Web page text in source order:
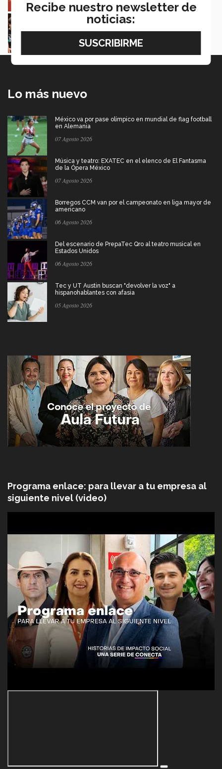
Estudiantes de 5 campus Tec impulsan
proyectos en la Sierra Tarahumara
Lo más nuevo
México va por pase olímpico en mundial de flag football
en Alemania
07 Agosto 2026
Música y teatro: EXATEC en el elenco de El Fantasma
de la Ópera México
07 Agosto 2026
Borregos CCM van por el campeonato en liga mayor de
americano
06 Agosto 2026
Del escenario de PrepaTec Qro al teatro musical en
Estados Unidos
06 Agosto 2026
Tec y UT Austin buscan "devolver la voz" a
hispanohablantes con afasia
05 Agosto 2026
Programa enlace: para llevar a tu empresa al
siguiente nivel (video)
Recibe nuestro newsletter de
noticias: